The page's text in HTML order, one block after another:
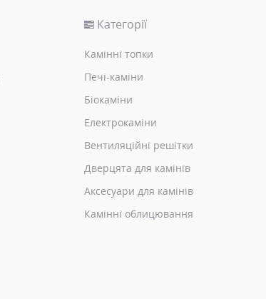
Категорії
Камінні топки
Печі-каміни
Біокаміни
Електрокаміни
Вентиляційні решітки
Дверцята для камінів
Аксесуари для камінів
Камінні облицювання